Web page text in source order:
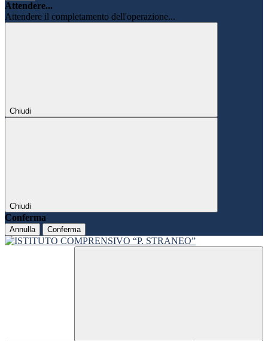
Attendere...
Attendere il completamento dell'operazione...
Chiudi
Chiudi
Conferma
Annulla Conferma